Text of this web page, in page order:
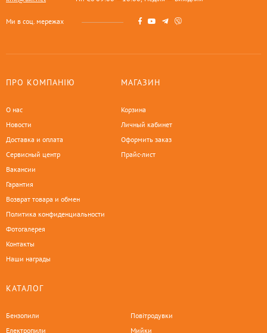
Ми в соц. мережах
ПРО КОМПАНІЮ
О нас
Новости
Доставка и оплата
Сервисный центр
Вакансии
Гарантия
Возврат товара и обмен
Политика конфиденциальности
Фотогалерея
Контакты
Наши награды
МАГАЗИН
Корзина
Личный кабинет
Оформить заказ
Прайс-лист
КАТАЛОГ
Бензопили
Електропили
Повітродувки
Мийки